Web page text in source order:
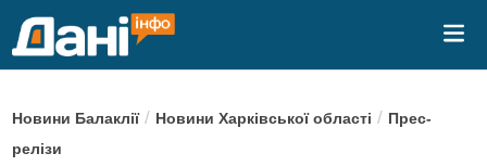
P
o
Новини Балаклії/ Новини Харківської області / Прес-
релізи